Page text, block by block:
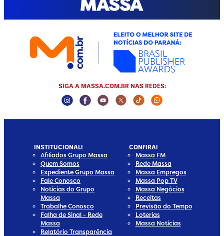
SIGA A MASSA.COM.BR NAS REDES:
Instagram Social Media
Facebook Social Media
Youtube Social Media
Twitter Social Media
Tiktok Social Media
Whatsapp
INSTITUCIONAL!
Afiliados Grupo Massa
Quem Somos
Expediente Grupo Massa
Fale Conosco
Notícias do Grupo
Massa
Trabalhe Conosco
Falha de Sinal - Rede
Massa
Relatório Transparência
CONFIRA!
Massa FM
Rede Massa
Massa Empregos
Massa Pop TV
Massa Negócios
Receitas
Previsão do Tempo
Loterias
Massa Notícias